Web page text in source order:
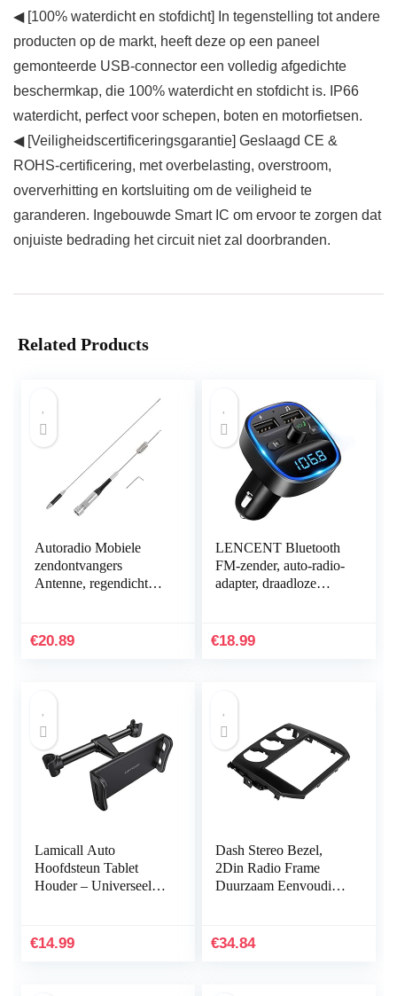
◀ [100% waterdicht en stofdicht] In tegenstelling tot andere
producten op de markt, heeft deze op een paneel
gemonteerde USB-connector een volledig afgedichte
beschermkap, die 100% waterdicht en stofdicht is. IP66
waterdicht, perfect voor schepen, boten en motorfietsen.
◀ [Veiligheidscertificeringsgarantie] Geslaagd CE &
ROHS-certificering, met overbelasting, overstroom,
oververhitting en kortsluiting om de veiligheid te
garanderen. Ingebouwde Smart IC om ervoor te zorgen dat
onjuiste bedrading het circuit niet zal doorbranden.
Related Products
Autoradio Mobiele
zendontvangers
Antenne, regendichte
dual-band antenne met
€20.89
LENCENT Bluetooth
FM-zender, auto-radio-
adapter, draadloze
dual USB-lader 5 V…
€18.99
Lamicall Auto
Hoofdsteun Tablet
Houder – Universeel
Houder voor alle
€14.99
Dash Stereo Bezel,
2Din Radio Frame
Duurzaam Eenvoudige
2005-2015 voor Auto
€34.84